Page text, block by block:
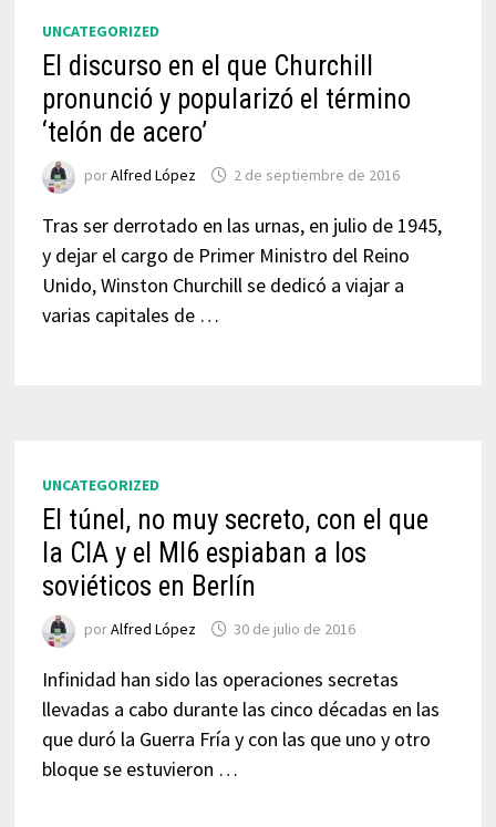
UNCATEGORIZED
El discurso en el que Churchill
pronunció y popularizó el término
‘telón de acero’
porAlfred López 2 de septiembre de 2016
Tras ser derrotado en las urnas, en julio de 1945,
y dejar el cargo de Primer Ministro del Reino
Unido, Winston Churchill se dedicó a viajar a
varias capitales de …
UNCATEGORIZED
El túnel, no muy secreto, con el que
la CIA y el MI6 espiaban a los
soviéticos en Berlín
porAlfred López 30 de julio de 2016
Infinidad han sido las operaciones secretas
llevadas a cabo durante las cinco décadas en las
que duró la Guerra Fría y con las que uno y otro
bloque se estuvieron …